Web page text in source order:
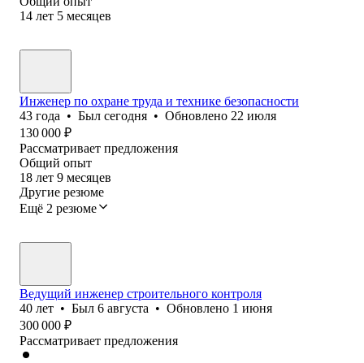
14 лет 5 месяцев
Инженер по охране труда и технике безопасности
43 года • Был сегодня • Обновлено 22 июля
130 000 ₽
Рассматривает предложения
Общий опыт
18 лет 9 месяцев
Другие резюме
Ещё 2 резюме
Ведущий инженер строительного контроля
40 лет • Был 6 августа • Обновлено 1 июня
300 000 ₽
Рассматривает предложения